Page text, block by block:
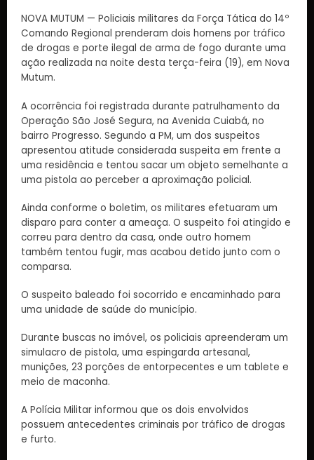
NOVA MUTUM — Policiais militares da Força Tática do 14º
Comando Regional prenderam dois homens por tráfico
de drogas e porte ilegal de arma de fogo durante uma
ação realizada na noite desta terça-feira (19), em Nova
Mutum.
A ocorrência foi registrada durante patrulhamento da
Operação São José Segura, na Avenida Cuiabá, no
bairro Progresso. Segundo a PM, um dos suspeitos
apresentou atitude considerada suspeita em frente a
uma residência e tentou sacar um objeto semelhante a
uma pistola ao perceber a aproximação policial.
Ainda conforme o boletim, os militares efetuaram um
disparo para conter a ameaça. O suspeito foi atingido e
correu para dentro da casa, onde outro homem
também tentou fugir, mas acabou detido junto com o
comparsa.
O suspeito baleado foi socorrido e encaminhado para
uma unidade de saúde do município.
Durante buscas no imóvel, os policiais apreenderam um
simulacro de pistola, uma espingarda artesanal,
munições, 23 porções de entorpecentes e um tablete e
meio de maconha.
A Polícia Militar informou que os dois envolvidos
possuem antecedentes criminais por tráfico de drogas
e furto.